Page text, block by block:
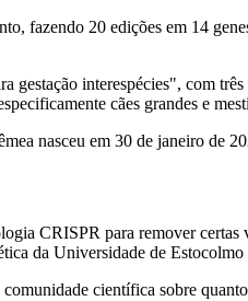
fazendo 20 edições em 14
interespécies", com
cães grandes e
nasceu em 30 de janeiro de
CRISPR para remover
da Universidade de
científica sobre